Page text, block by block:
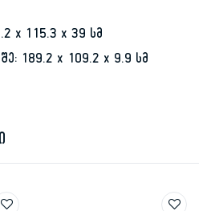
x 115.3 x 39 სმ
189.2 x 109.2 x 9.9 სმ